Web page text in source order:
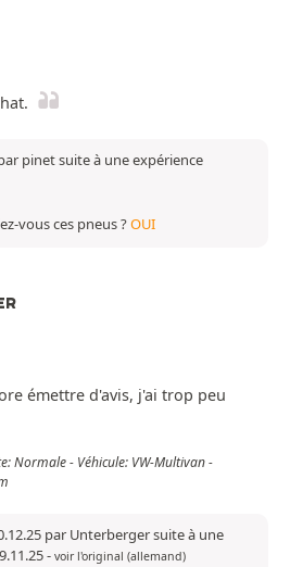
pinet suite à une expérience
vous ces pneus ?OUI
émettre d'avis, j'ai trop peu
Normale - Véhicule: VW-Multivan -
par Unterberger suite à une
- voir l'original (allemand)